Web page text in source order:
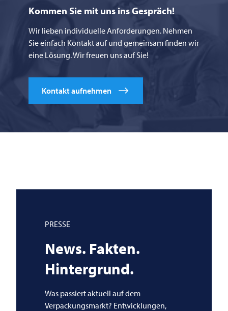
Kommen Sie mit uns ins Gespräch!
Wir lieben individuelle Anforderungen. Nehmen
Sie einfach Kontakt auf und gemeinsam finden wir
eine Lösung. Wir freuen uns auf Sie!
Kontakt aufnehmen
PRESSE
News. Fakten.
Hintergrund.
Was passiert aktuell auf dem
Verpackungsmarkt? Entwicklungen,